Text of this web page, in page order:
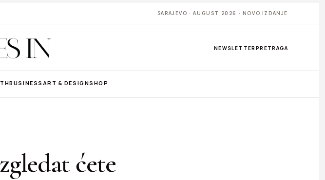
SARAJEVO · AUGUST 2026 · NOVO IZDANJE
NEWSLETTER PRETRAGA
BUSINESS ART & DESIGNSHOP
ćete